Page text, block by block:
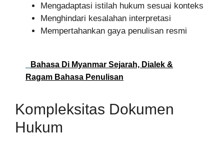
Mengadaptasi istilah hukum sesuai konteks
Menghindari kesalahan interpretasi
Mempertahankan gaya penulisan resmi
Bahasa Di Myanmar Sejarah, Dialek &
Ragam Bahasa Penulisan
Kompleksitas Dokumen
Hukum